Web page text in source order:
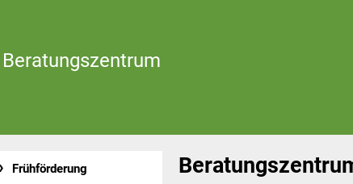
Beratungszentrum
Frühförderung